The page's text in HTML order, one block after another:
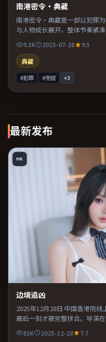
南港密令·典藏
南港密令·典藏是一部以犯罪
与人物成长展开，整体节奏紧凑
9.3K 2015-07-28
9.5
典藏
#犯罪 #完结 +3
最新发布
HK
边境追凶
2025年12月28日 中国香港院
最后一刻才被完整拼合。导演
写交替强化压迫感。既有类型
不俗。
81K 2025-12-28
7.7